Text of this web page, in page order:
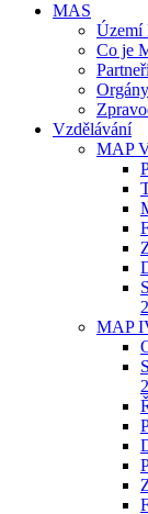
MAS
Území
Co je
Vzdělávání
MAP
MAP